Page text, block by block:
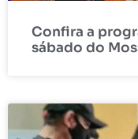
Confira a
sábado do